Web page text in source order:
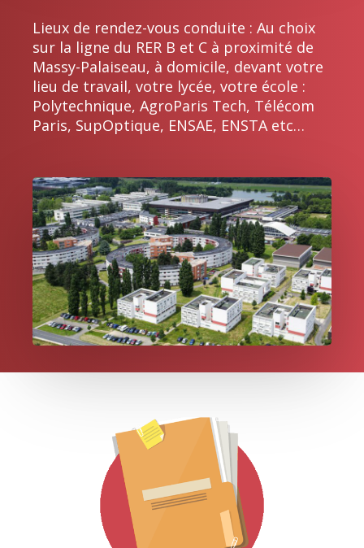
Lieux de rendez-vous conduite : Au choix
sur la ligne du RER B et C à proximité de
Massy-Palaiseau, à domicile, devant votre
lieu de travail, votre lycée, votre école :
Polytechnique, AgroParis Tech, Télécom
Paris, SupOptique, ENSAE, ENSTA etc…